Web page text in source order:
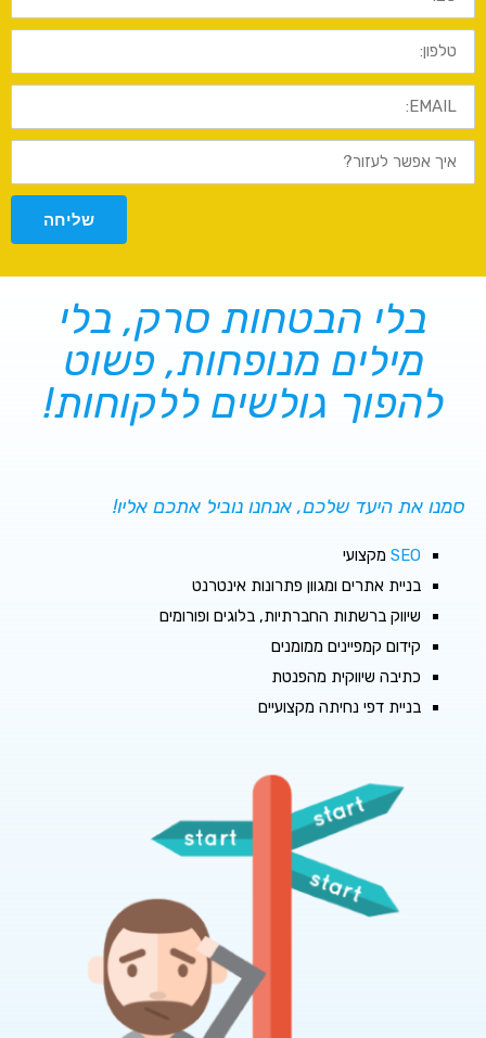
טלפון:
EMAIL:
איך
אפשר
לעזור?
שליחה
בלי הבטחות סרק, בלי
מילים מנופחות, פשוט
להפוך גולשים ללקוחות!
סמנו את היעד שלכם, אנחנו נוביל אתכם אליו!
SEO מקצועי
בניית אתרים ומגוון פתרונות אינטרנט
שיווק ברשתות החברתיות, בלוגים ופורומים
קידום קמפיינים ממומנים
כתיבה שיווקית מהפנטת
בניית דפי נחיתה מקצועיים